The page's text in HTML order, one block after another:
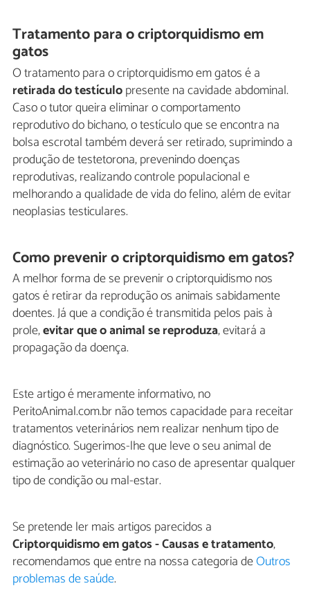
Tratamento para o criptorquidismo em
gatos
O tratamento para o criptorquidismo em gatos é a
retirada do testículopresente na cavidade abdominal.
Caso o tutor queira eliminar o comportamento
reprodutivo do bichano, o testículo que se encontra na
bolsa escrotal também deverá ser retirado, suprimindo a
produção de testetorona, prevenindo doenças
reprodutivas, realizando controle populacional e
melhorando a qualidade de vida do felino, além de evitar
neoplasias testiculares.
Como prevenir o criptorquidismo em gatos?
A melhor forma de se prevenir o criptorquidismo nos
gatos é retirar da reprodução os animais sabidamente
doentes. Já que a condição é transmitida pelos pais à
prole,evitar que o animal se reproduza, evitará a
propagação da doença.
Este artigo é meramente informativo, no
PeritoAnimal.com.br não temos capacidade para receitar
tratamentos veterinários nem realizar nenhum tipo de
diagnóstico. Sugerimos-lhe que leve o seu animal de
estimação ao veterinário no caso de apresentar qualquer
tipo de condição ou mal-estar.
Se pretende ler mais artigos parecidos a
Criptorquidismo em gatos - Causas e tratamento,
recomendamos que entre na nossa categoria deOutros
problemas de saúde.